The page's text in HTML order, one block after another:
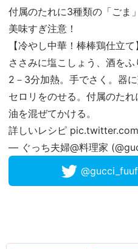
付属のたれに3種類の「ごま
美味すぎ注意！
【冷やし中華！棒棒鶏仕立て】
ささみに塩こしょう、酒を
2－3分加熱。手でさく。器
セロリをのせる。付属のた
油を混ぜてかける。
詳しいレシピ
— ぐっち夫婦@料理家